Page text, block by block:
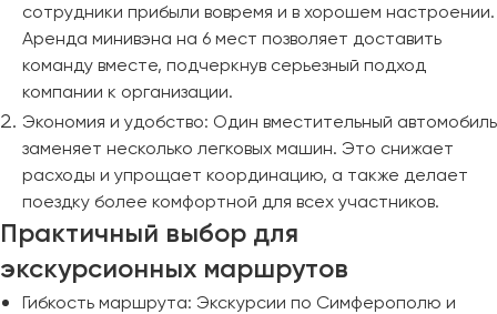
сотрудники прибыли вовремя и в хорошем настроении.
Аренда минивэна на 6 мест позволяет доставить
команду вместе, подчеркнув серьезный подход
компании к организации.
Экономия и удобство: Один вместительный автомобиль
заменяет несколько легковых машин. Это снижает
расходы и упрощает координацию, а также делает
поездку более комфортной для всех участников.
Практичный выбор для
экскурсионных маршрутов
Гибкость маршрута: Экскурсии по Симферополю и